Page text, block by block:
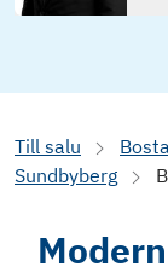
Till salu
Sundbyberg